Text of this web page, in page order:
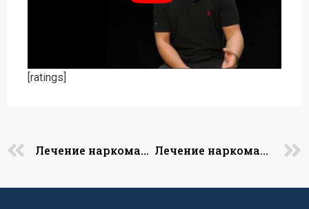
[ratings]
Лечение наркомании в Каменском Лечение наркомании